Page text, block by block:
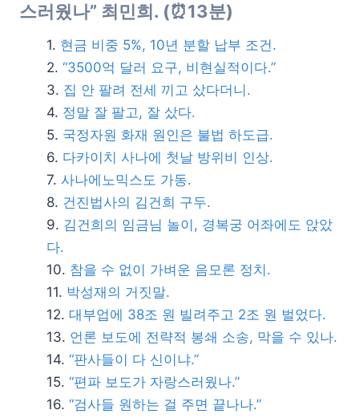
스러웠나” 최민희. (⏰13분)
현금 비중 5%, 10년 분할 납부 조건.
“3500억 달러 요구, 비현실적이다.”
집 안 팔려 전세 끼고 샀다더니.
정말 잘 팔고, 잘 샀다.
국정자원 화재 원인은 불법 하도급.
다카이치 사나에 첫날 방위비 인상.
사나에노믹스도 가동.
건진법사의 김건희 구두.
김건희의 임금님 놀이, 경복궁 어좌에도 앉았
다.
참을 수 없이 가벼운 음모론 정치.
박성재의 거짓말.
대부업에 38조 원 빌려주고 2조 원 벌었다.
언론 보도에 전략적 봉쇄 소송, 막을 수 있나.
“판사들이 다 신이냐.”
“편파 보도가 자랑스러웠나.”
“검사들 원하는 걸 주면 끝나나.”